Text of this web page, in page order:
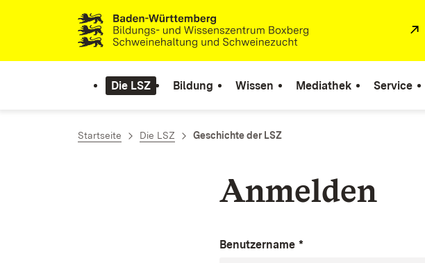
Zum Inhalt springen
Link zur Startseite
Die LSZ Bildung Wissen Mediathek Service
Startseite Die LSZ Geschichte der LSZ
Anmelden
Benutzername *